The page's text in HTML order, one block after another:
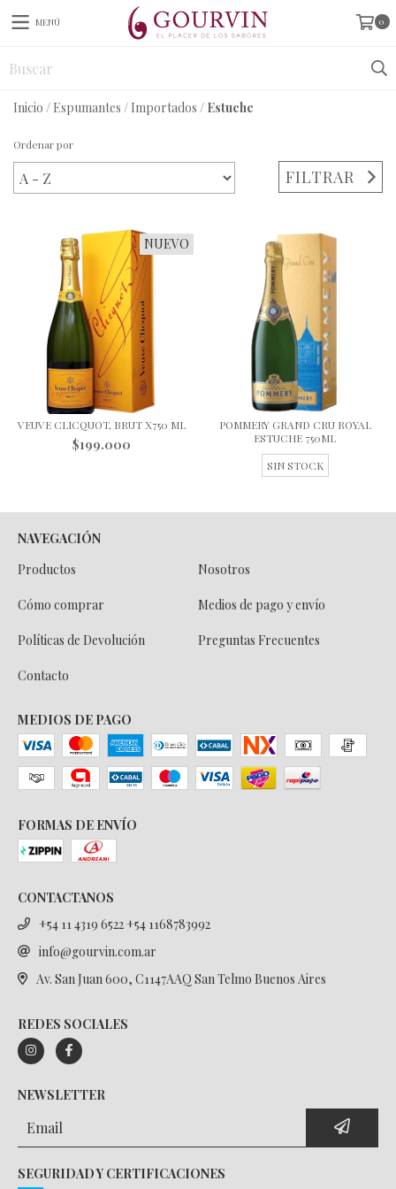
MENÚ 0
Inicio / Espumantes / Importados / Estuche
Ordenar por
FILTRAR
NUEVO
VEUVE CLICQUOT, BRUT X750 ML
$199.000
POMMERY GRAND CRU ROYAL
ESTUCHE 750ML
SIN STOCK
NAVEGACIÓN
Productos
Nosotros
Cómo comprar Medios de pago y envío
Políticas de Devolución Preguntas Frecuentes
Contacto
MEDIOS DE PAGO
FORMAS DE ENVÍO
CONTACTANOS
+54 11 4319 6522 +54 1168783992
info@gourvin.com.ar
Av. San Juan 600, C1147AAQ San Telmo Buenos Aires
REDES SOCIALES
NEWSLETTER
SEGURIDAD Y CERTIFICACIONES